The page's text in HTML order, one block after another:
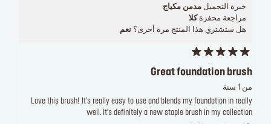
خبرة التجميل مدمن مكياج
مراجعة محفزةكلا
هل ستشتري هذا المنتج مرة أخرى؟ نعم
Great foundation brush
من 1 سنة
Love this brush! It’s really easy to use and blends my foundation in really
well. It’s definitely a new staple brush in my collection